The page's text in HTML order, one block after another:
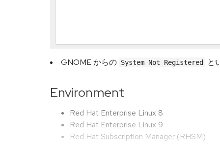
GNOME からの System Not Registered と
Environment
Red Hat Enterprise Linux 8
Red Hat Enterprise Linux 9
Red Hat Subscription Manager (RHSM)